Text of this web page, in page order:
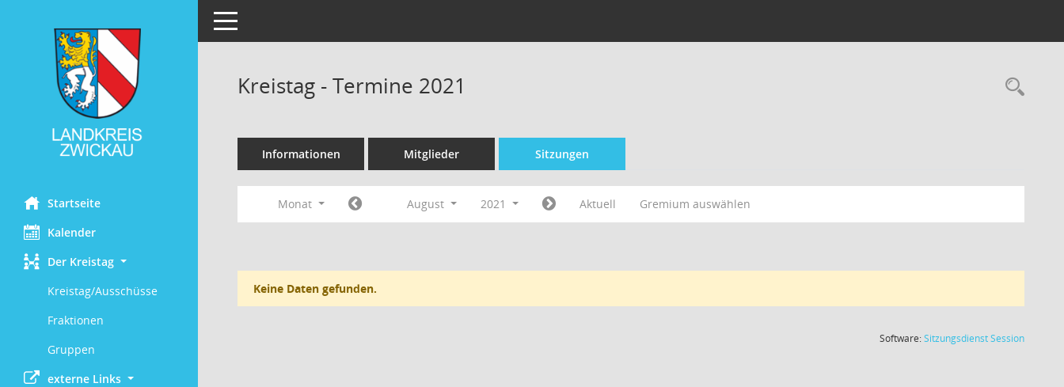
Startseite
Kalender
Der Kreistag
Kreistag/Ausschüsse
Fraktionen
Gruppen
externe Links
Toggle navigation
Kreistag - Termine 2021
Informationen Mitglieder Sitzungen
Monat August 2021 Aktuell Gremium auswählen
Keine Daten gefunden.
Software:SitzungsdienstSession(Wird in